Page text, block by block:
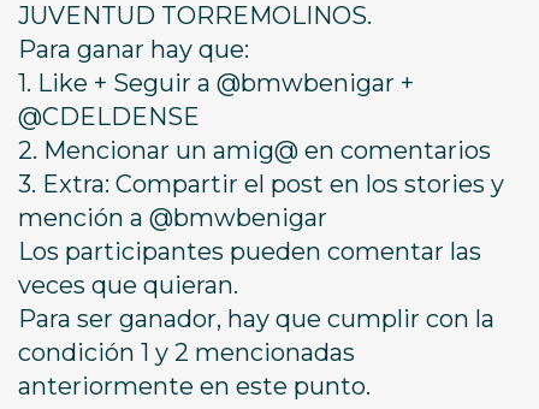
JUVENTUD TORREMOLINOS.
Para ganar hay que:
1. Like + Seguir a @bmwbenigar +
@CDELDENSE
2. Mencionar un amig@ en comentarios
3. Extra: Compartir el post en los stories y
mención a @bmwbenigar
Los participantes pueden comentar las
veces que quieran.
Para ser ganador, hay que cumplir con la
condición 1 y 2 mencionadas
anteriormente en este punto.